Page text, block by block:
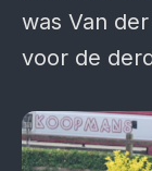
was Van
voor de